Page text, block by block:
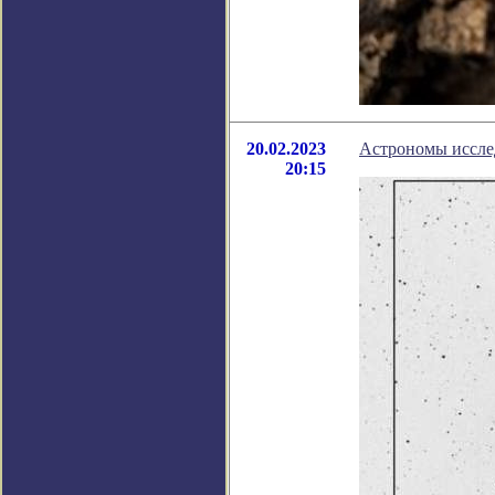
20.02.2023
20:15
Астрономы